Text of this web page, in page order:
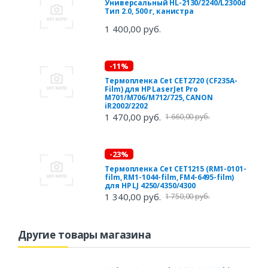
Универсальный HL-2130/2240/L2300d
Тип 2.0, 500 г, канистра
1 400,00 руб.
-11%
Термопленка Cet CET2720 (CF235A-
Film) для HP LaserJet Pro
M701/M706/M712/725, CANON
iR2002/2202
1 470,00 руб. 1 660,00 руб.
-23%
Термопленка Cet CET1215 (RM1-0101-
film, RM1-1044-film, FM4-6495-film)
для HP LJ 4250/4350/4300
1 340,00 руб. 1 750,00 руб.
Другие товары магазина